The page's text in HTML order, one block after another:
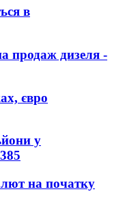
в
продаж дизеля -
євро
у
на початку